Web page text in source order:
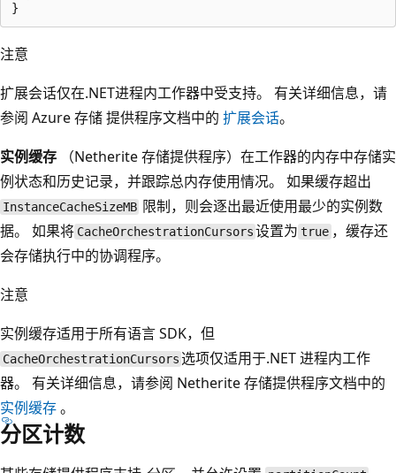
注意
扩展会话仅在.NET进程内工作器中受支持。 有关详细信息，请
参阅 Azure 存储 提供程序文档中的 扩展会话。
实例缓存 （Netherite 存储提供程序）在工作器的内存中存储实
例状态和历史记录，并跟踪总内存使用情况。 如果缓存超出
InstanceCacheSizeMB 限制，则会逐出最近使用最少的实例数
据。 如果将 CacheOrchestrationCursors 设置为true，缓存还
会存储执行中的协调程序。
注意
实例缓存适用于所有语言 SDK，但
CacheOrchestrationCursors 选项仅适用于.NET 进程内工作
器。 有关详细信息，请参阅 Netherite 存储提供程序文档中的
实例缓存。
分区计数